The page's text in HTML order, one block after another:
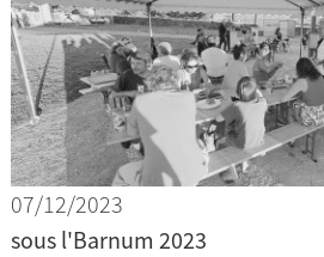
07/12/2023
sous l'Barnum 2023